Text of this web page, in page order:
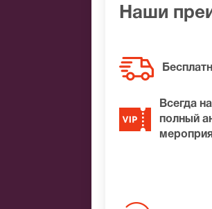
Связной
На нашем сайте
удалось найти
обязательно
Наши
Всегда
полный